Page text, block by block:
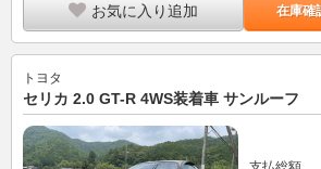
お気に入り追加 在庫確
トヨタ
セリカ 2.0 GT-R 4WS装着車 サンルーフ